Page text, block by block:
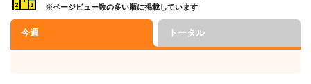
※ページビュー数の多い順に掲載しています
今週 トータル